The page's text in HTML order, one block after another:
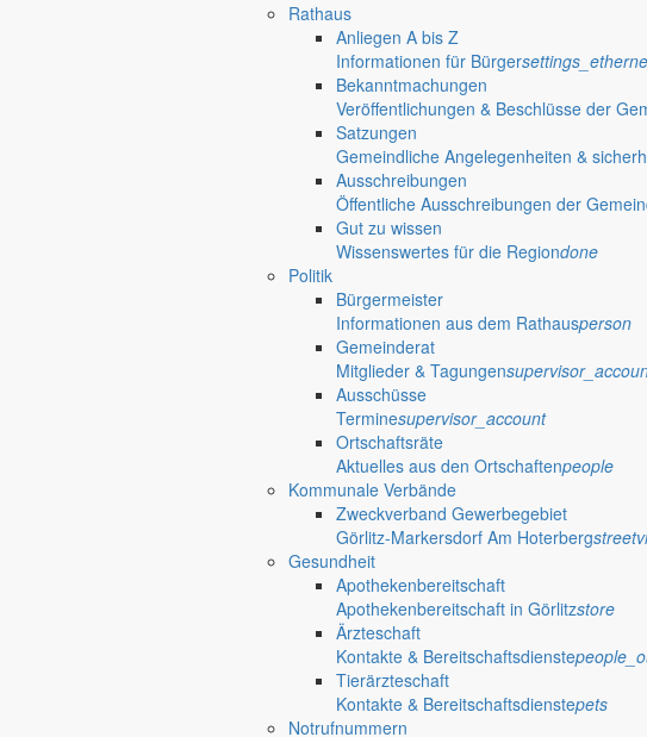
Rathaus
Anliegen A bis Z
Informationen für Bürger
Bekanntmachungen
Veröffentlichungen & Beschlüsse der
Satzungen
Gemeindliche Angelegenheiten &
Ausschreibungen
Öffentliche Ausschreibungen der
Gut zu wissen
Wissenswertes für die Regiondone
Politik
Bürgermeister
Informationen aus dem Rathausperson
Gemeinderat
Mitglieder & Tagungen
Ausschüsse
Terminesupervisor_account
Ortschaftsräte
Aktuelles aus den Ortschaftenpeople
Kommunale Verbände
Zweckverband Gewerbegebiet
Görlitz-Markersdorf Am Hoterberg
Gesundheit
Apothekenbereitschaft
Apothekenbereitschaft in Görlitzstore
Ärzteschaft
Kontakte & Bereitschaftsdienste
Tierärzteschaft
Kontakte & Bereitschaftsdienstepets
Notrufnummern